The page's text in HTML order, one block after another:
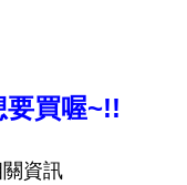
買喔~!!
資訊